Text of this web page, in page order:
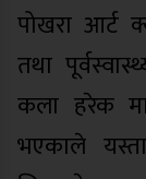
पोखरा आर्ट
तथा
कला हरेक
भएकाले यस्ता